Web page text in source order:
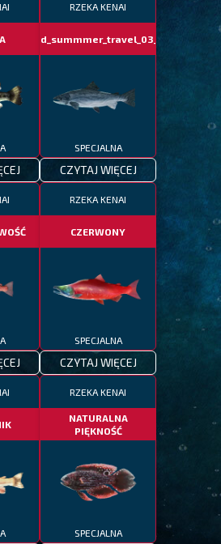
RZEKA KENAI
fotd_summmer_travel_03_06
SPECJALNA
CZYTAJ WIĘCEJ
RZEKA KENAI
CZERWONY
SPECJALNA
CZYTAJ WIĘCEJ
RZEKA KENAI
NATURALNA
PIĘKNOŚĆ
SPECJALNA